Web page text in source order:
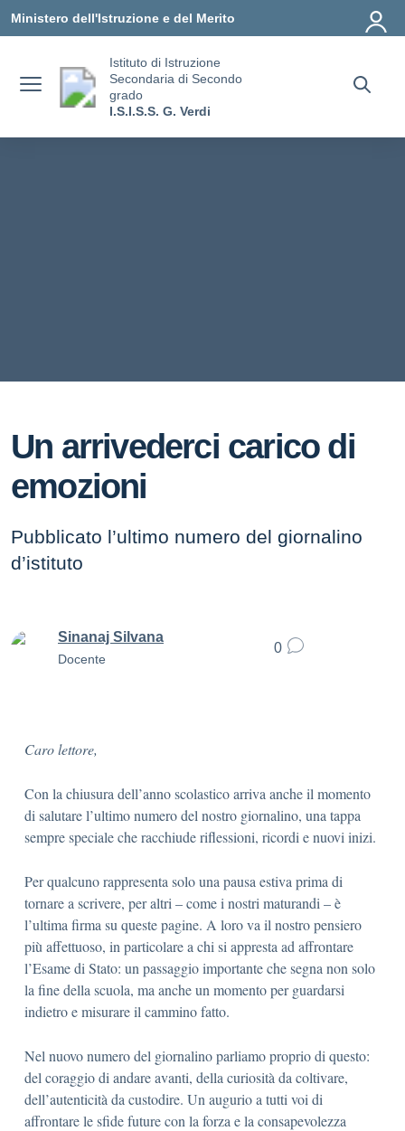
Ministero dell'Istruzione e del Merito
Istituto di Istruzione
Secondaria di Secondo
grado
I.S.I.S.S. G. Verdi
Un arrivederci carico di
emozioni
Pubblicato l’ultimo numero del giornalino
d’istituto
Sinanaj Silvana
Docente
0
Caro lettore,
Con la chiusura dell’anno scolastico arriva anche il momento
di salutare l’ultimo numero del nostro giornalino, una tappa
sempre speciale che racchiude riflessioni, ricordi e nuovi inizi.
Per qualcuno rappresenta solo una pausa estiva prima di
tornare a scrivere, per altri – come i nostri maturandi – è
l’ultima firma su queste pagine. A loro va il nostro pensiero
più affettuoso, in particolare a chi si appresta ad affrontare
l’Esame di Stato: un passaggio importante che segna non solo
la fine della scuola, ma anche un momento per guardarsi
indietro e misurare il cammino fatto.
Nel nuovo numero del giornalino parliamo proprio di questo:
del coraggio di andare avanti, della curiosità da coltivare,
dell’autenticità da custodire. Un augurio a tutti voi di
affrontare le sfide future con la forza e la consapevolezza